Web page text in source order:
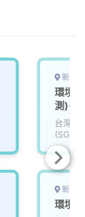
新北
環境
測)-
台灣檢
(SGS)
新北
環境